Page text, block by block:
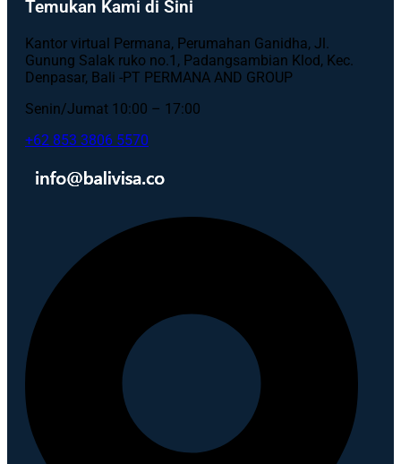
Temukan Kami di Sini
Kantor virtual Permana, Perumahan Ganidha, Jl.
Gunung Salak ruko no.1, Padangsambian Klod, Kec.
Denpasar, Bali -PT PERMANA AND GROUP
Senin/Jumat 10:00 – 17:00
+62 853 3806 5570